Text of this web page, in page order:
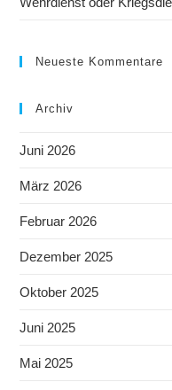
Neueste Kommentare
Archiv
Juni 2026
März 2026
Februar 2026
Dezember 2025
Oktober 2025
Juni 2025
Mai 2025